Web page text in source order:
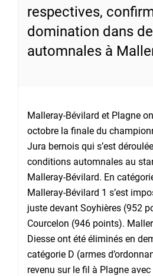
respectives,
domination dans
automnales à
Malleray-Bévilard et Plagne
octobre la finale du
Jura bernois qui s’est
conditions automnales au
Malleray-Bévilard. En
Malleray-Bévilard 1 s’est
juste devant Soyhières (952
Courcelon (946 points).
Diesse ont été éliminés en
catégorie D (armes
revenu sur le fil à Plagne